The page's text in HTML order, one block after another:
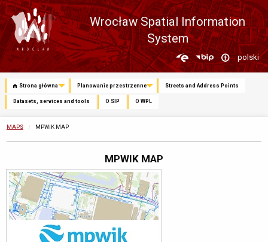
Wrocław Spatial Information
System
Zmień
język
polski
Strona główna Planowanie przestrzenne Streets and Address Points
Datasets, services and tools O SIP O WPL
MAPS CURRENTLY:
MPWIK MAP
MPWIK MAP